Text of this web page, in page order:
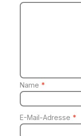
Name *
E-Mail-Adresse *